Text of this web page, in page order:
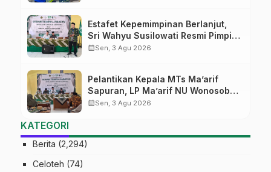
Estafet Kepemimpinan Berlanjut,
Sri Wahyu Susilowati Resmi Pimpin
MTs Ma’arif Sapuran
calendar_monthSen, 3 Agu 2026
Pelantikan Kepala MTs Ma’arif
Sapuran, LP Ma’arif NU Wonosobo
Tekankan Lima Amanah
calendar_monthSen, 3 Agu 2026
KATEGORI
Berita (2,294)
Celoteh (74)